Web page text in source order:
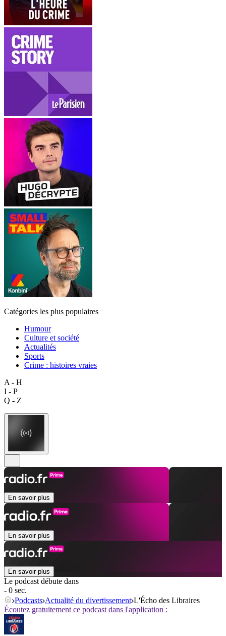
Catégories les plus populaires
Humour
Culture et société
Actualités
Sports
Crime : histoires vraies
A - H
I - P
Q - Z
En savoir plus
En savoir plus
En savoir plus
Le podcast débute dans
- 0 sec.
Podcasts Actualité du divertissement L'Écho des Libraires
Écoutez gratuitement ce podcast dans l'application :